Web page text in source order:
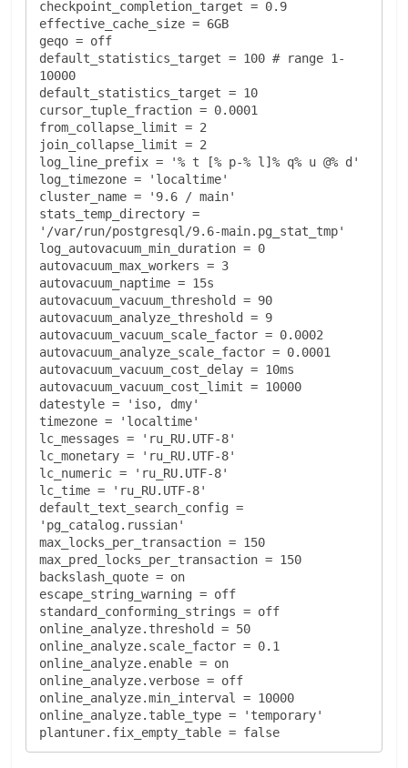
checkpoint_completion_target = 0.9
effective_cache_size = 6GB
geqo = off
default_statistics_target = 100 # range 1-
10000
default_statistics_target = 10
cursor_tuple_fraction = 0.0001
from_collapse_limit = 2
join_collapse_limit = 2
log_line_prefix = '% t [% p-% l]% q% u @% d'
log_timezone = 'localtime'
cluster_name = '9.6 / main'
stats_temp_directory =
'/var/run/postgresql/9.6-main.pg_stat_tmp'
log_autovacuum_min_duration = 0
autovacuum_max_workers = 3
autovacuum_naptime = 15s
autovacuum_vacuum_threshold = 90
autovacuum_analyze_threshold = 9
autovacuum_vacuum_scale_factor = 0.0002
autovacuum_analyze_scale_factor = 0.0001
autovacuum_vacuum_cost_delay = 10ms
autovacuum_vacuum_cost_limit = 10000
datestyle = 'iso, dmy'
timezone = 'localtime'
lc_messages = 'ru_RU.UTF-8'
lc_monetary = 'ru_RU.UTF-8'
lc_numeric = 'ru_RU.UTF-8'
lc_time = 'ru_RU.UTF-8'
default_text_search_config =
'pg_catalog.russian'
max_locks_per_transaction = 150
max_pred_locks_per_transaction = 150
backslash_quote = on
escape_string_warning = off
standard_conforming_strings = off
online_analyze.threshold = 50
online_analyze.scale_factor = 0.1
online_analyze.enable = on
online_analyze.verbose = off
online_analyze.min_interval = 10000
online_analyze.table_type = 'temporary'
plantuner.fix_empty_table = false